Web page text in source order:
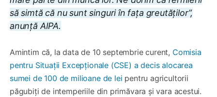
să simtă că nu sunt singuri în fața greutăților”,
anunță AIPA.
Amintim că, la data de 10 septembrie curent, Comisia
pentru Situații Excepționale (CSE) a decis alocarea
sumei de 100 de milioane de lei pentru agricultorii
păgubiți de intemperiile din primăvara și vara acestui.